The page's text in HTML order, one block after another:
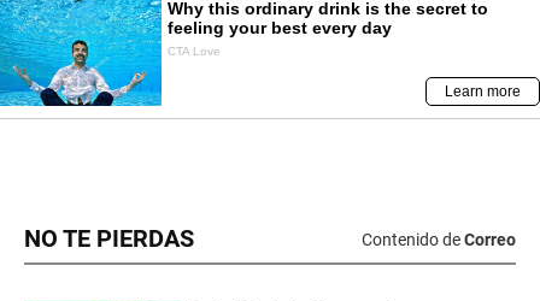
NO TE PIERDAS Contenido deCorreo